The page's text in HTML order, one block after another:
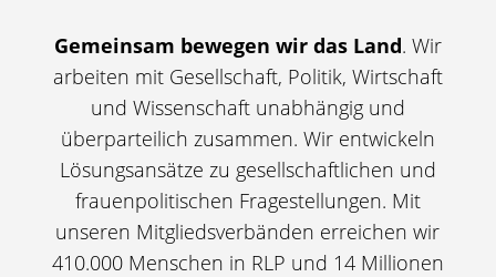
Gemeinsam bewegen wir das Land. Wir
arbeiten mit Gesellschaft, Politik, Wirtschaft
und Wissenschaft unabhängig und
überparteilich zusammen. Wir entwickeln
Lösungsansätze zu gesellschaftlichen und
frauenpolitischen Fragestellungen. Mit
unseren Mitgliedsverbänden erreichen wir
410.000 Menschen in RLP und 14 Millionen